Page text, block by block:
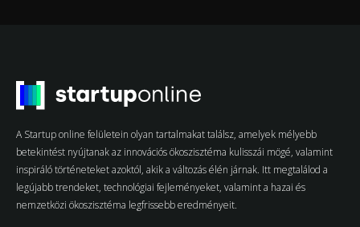
A Startup online felületein olyan tartalmakat találsz, amelyek mélyebb
betekintést nyújtanak az innovációs ökoszisztéma kulisszái mögé, valamint
inspiráló történeteket azoktól, akik a változás élén járnak. Itt megtalálod a
legújabb trendeket, technológiai fejleményeket, valamint a hazai és
nemzetközi ökoszisztéma legfrissebb eredményeit.